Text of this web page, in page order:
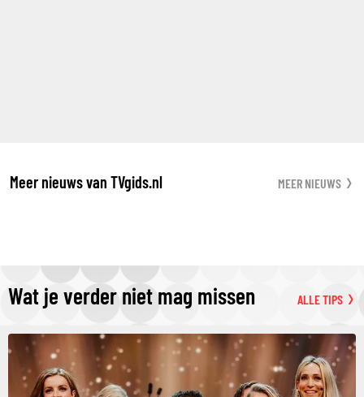
Meer nieuws van TVgids.nl MEER NIEUWS
Wat je verder niet mag missen ALLE TIPS